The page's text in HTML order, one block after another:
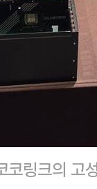
코링크의